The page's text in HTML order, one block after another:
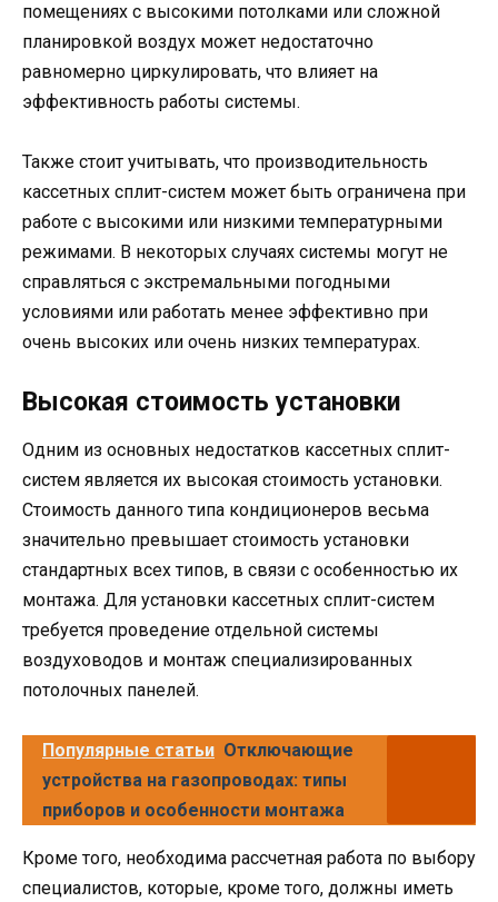
помещениях с высокими потолками или сложной
планировкой воздух может недостаточно
равномерно циркулировать, что влияет на
эффективность работы системы.
Также стоит учитывать, что производительность
кассетных сплит-систем может быть ограничена при
работе с высокими или низкими температурными
режимами. В некоторых случаях системы могут не
справляться с экстремальными погодными
условиями или работать менее эффективно при
очень высоких или очень низких температурах.
Высокая стоимость установки
Одним из основных недостатков кассетных сплит-
систем является их высокая стоимость установки.
Стоимость данного типа кондиционеров весьма
значительно превышает стоимость установки
стандартных всех типов, в связи с особенностью их
монтажа. Для установки кассетных сплит-систем
требуется проведение отдельной системы
воздуховодов и монтаж специализированных
потолочных панелей.
Популярные статьи Отключающие
устройства на газопроводах: типы
приборов и особенности монтажа
Кроме того, необходима рассчетная работа по выбору
специалистов, которые, кроме того, должны иметь